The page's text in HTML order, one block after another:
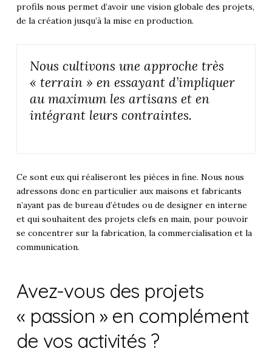
profils nous permet d’avoir une vision globale des projets,
de la création jusqu’à la mise en production.
Nous cultivons une approche très
« terrain » en essayant d’impliquer
au maximum les artisans et en
intégrant leurs contraintes.
Ce sont eux qui réaliseront les pièces in fine. Nous nous
adressons donc en particulier aux maisons et fabricants
n’ayant pas de bureau d’études ou de designer en interne
et qui souhaitent des projets clefs en main, pour pouvoir
se concentrer sur la fabrication, la commercialisation et la
communication.
Avez-vous des projets
« passion » en complément
de vos activités ?